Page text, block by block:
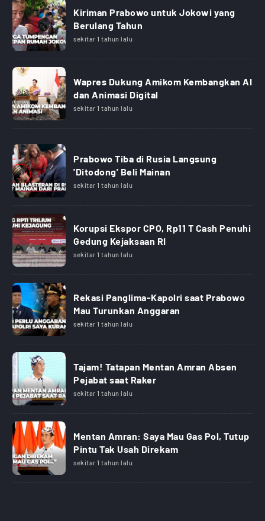
Kiriman Prabowo untuk Jokowi yang
Berulang Tahun
sekitar 1 tahun lalu
Wapres Dukung Amikom Kembangkan AI
dan Animasi Digital
sekitar 1 tahun lalu
Prabowo Tiba di Rusia Langsung
'Ditodong' Beli Mainan
sekitar 1 tahun lalu
Korupsi Ekspor CPO, Rp11 T Cash Penuhi
Gedung Kejaksaan RI
sekitar 1 tahun lalu
Rekasi Panglima-Kapolri saat Prabowo
Mau Turunkan Anggaran
sekitar 1 tahun lalu
Tajam! Tatapan Mentan Amran Absen
Pejabat saat Raker
sekitar 1 tahun lalu
Mentan Amran: Saya Mau Gas Pol, Tutup
Pintu Tak Usah Direkam
sekitar 1 tahun lalu